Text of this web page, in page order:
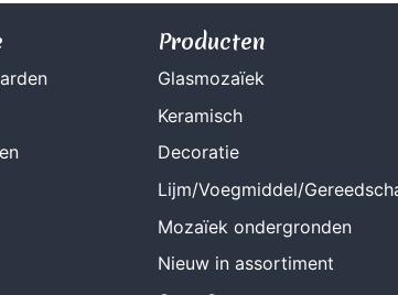
Producten
Glasmozaïek
Keramisch
Decoratie
Lijm/Voegmiddel/
Mozaïek ondergronden
Nieuw in assortiment